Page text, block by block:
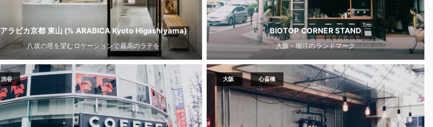
アラビカ京都 東山 (% ARABICA Kyoto Higashiyama)
八坂の塔を望むロケーションで最高のラテを
BIOTOP CORNER STAND
大阪・堀江のランドマーク
渋谷 大阪 心斎橋